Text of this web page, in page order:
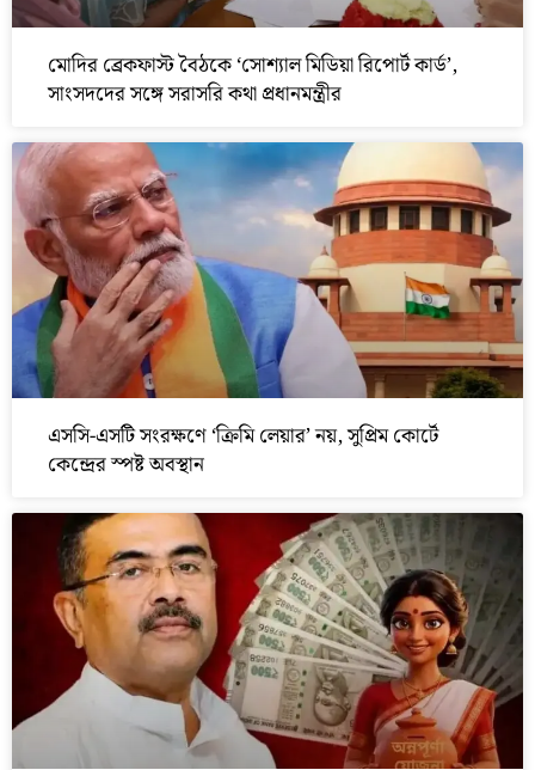
মোদির ব্রেকফাস্ট বৈঠকে ‘সোশ্যাল মিডিয়া রিপোর্ট কার্ড’,
সাংসদদের সঙ্গে সরাসরি কথা প্রধানমন্ত্রীর
এসসি-এসটি সংরক্ষণে ‘ক্রিমি লেয়ার’ নয়, সুপ্রিম কোর্টে
কেন্দ্রের স্পষ্ট অবস্থান